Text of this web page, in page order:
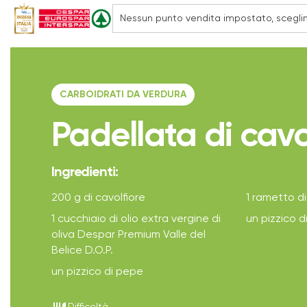
CARBOIDRATI DA VERDURA
Padellata di
Ingredienti:
200 g di cavolfiore
1 rametto
1 cucchiaio di olio extra vergine di
oliva Despar Premium Valle del
Belice D.O.P.
un pizzico
un pizzico di pepe